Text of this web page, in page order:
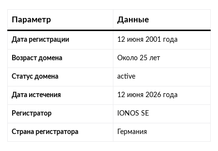
Параметр Данные
Дата регистрации 12 июня 2001 года
Возраст домена Около 25 лет
Статус домена active
Дата истечения 12 июня 2026 года
Регистратор IONOS SE
Страна регистратора Германия